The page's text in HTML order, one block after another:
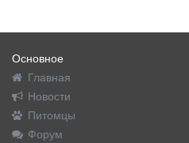
Основное
Главная
Новости
Питомцы
Форум